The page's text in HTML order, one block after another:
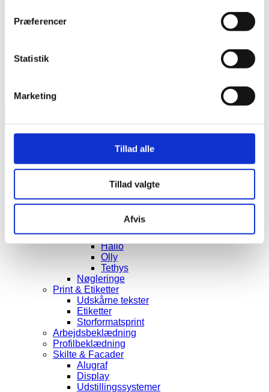
Præferencer
Statistik
Marketing
Tillad alle
Tillad valgte
Afvis
Reklamehuset - Persang ApS - Lundsbjerg Industrivej 47,
LOGIN
Gavekataloger
Kuglepenne
Ducal
Semyr
Pier
Hallo
Olly
Tethys
Nøgleringe
Print & Etiketter
Udskårne tekster
Etiketter
Storformatsprint
Arbejdsbeklædning
Profilbeklædning
Skilte & Facader
Alugraf
Display
Udstillingssystemer